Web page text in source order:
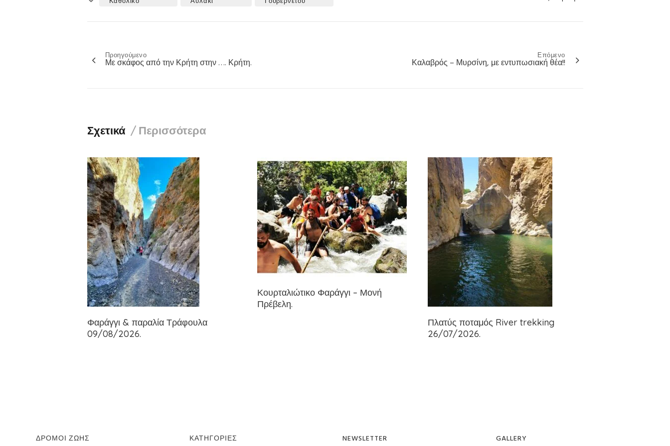
Πλοήγηση
Προηγούμενο
Με σκάφος από την Κρήτη στην …. Κρήτη.
Επόμενο
Καλαβρός – Μυρσίνη, με εντυπωσιακή θέα!!
Σχετικά Περισσότερα
Φαράγγι & παραλία Τράφουλα
09/08/2026.
Κουρταλιώτικο Φαράγγι – Μονή
Πρέβελη.
Πλατύς ποταμός River trekking
26/07/2026.
ΔΡΌΜΟΙ ΖΩΉΣ ΚΑΤΗΓΟΡΊΕΣ NEWSLETTER GALLERY